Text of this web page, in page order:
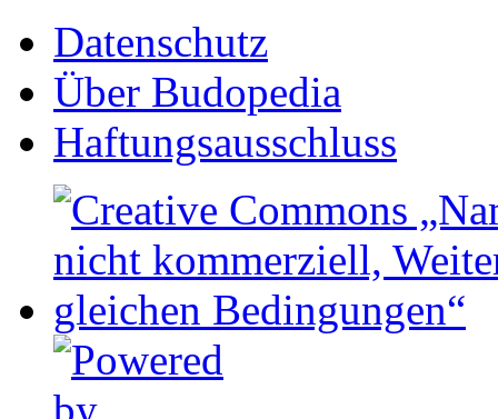
Datenschutz
Über Budopedia
Haftungsausschluss